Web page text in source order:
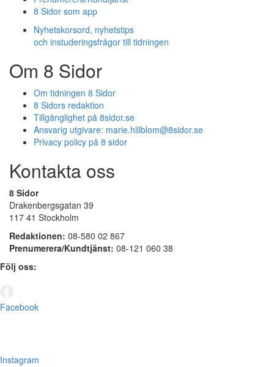
8 Sidor som app
Nyhetskorsord, nyhetstips
och instuderingsfrågor till tidningen
Om 8 Sidor
Om tidningen 8 Sidor
8 Sidors redaktion
Tillgänglighet på 8sidor.se
Ansvarig utgivare: marie.hillblom@8sidor.se
Privacy policy på 8 sidor
Kontakta oss
8 Sidor
Drakenbergsgatan 39
117 41 Stockholm
Redaktionen: 08-580 02 867
Prenumerera/Kundtjänst: 08-121 060 38
Följ oss:
Facebook
Instagram